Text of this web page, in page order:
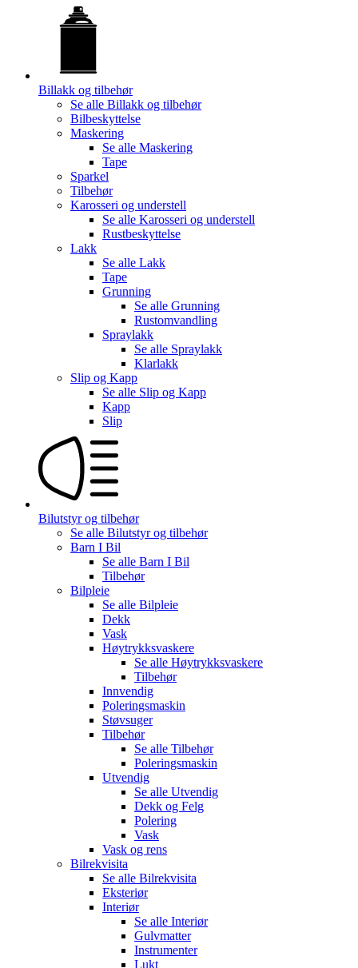
Billakk og tilbehør
Se alle Billakk og tilbehør
Bilbeskyttelse
Maskering
Se alle Maskering
Tape
Sparkel
Tilbehør
Karosseri og understell
Se alle Karosseri og understell
Rustbeskyttelse
Lakk
Se alle Lakk
Tape
Grunning
Se alle Grunning
Rustomvandling
Spraylakk
Se alle Spraylakk
Klarlakk
Slip og Kapp
Se alle Slip og Kapp
Kapp
Slip
Bilutstyr og tilbehør
Se alle Bilutstyr og tilbehør
Barn I Bil
Se alle Barn I Bil
Tilbehør
Bilpleie
Se alle Bilpleie
Dekk
Vask
Høytrykksvaskere
Se alle Høytrykksvaskere
Tilbehør
Innvendig
Poleringsmaskin
Støvsuger
Tilbehør
Se alle Tilbehør
Poleringsmaskin
Utvendig
Se alle Utvendig
Dekk og Felg
Polering
Vask
Vask og rens
Bilrekvisita
Se alle Bilrekvisita
Eksteriør
Interiør
Se alle Interiør
Gulvmatter
Instrumenter
Lukt